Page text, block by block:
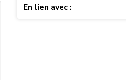
En lien avec :